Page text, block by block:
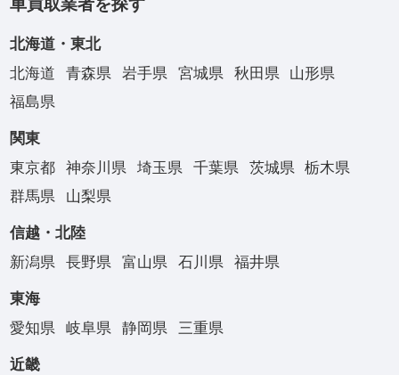
車買取業者を探す
北海道・東北
北海道
青森県 岩手県 宮城県 秋田県
山形県
福島県
関東
東京都
神奈川県 埼玉県 千葉県 茨城県
栃木県
群馬県
山梨県
信越・北陸
新潟県
長野県 富山県 石川県 福井県
東海
愛知県
岐阜県 静岡県 三重県
近畿